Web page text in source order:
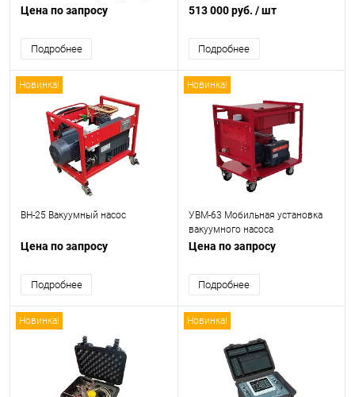
Цена по запросу
Подробнее
смесями
513 000 руб. / шт
Подробнее
Новинка!
ВН-25 Вакуумный насос
Цена по запросу
Подробнее
Новинка!
УВМ-63 Мобильная установка
вакуумного насоса
Цена по запросу
Подробнее
Новинка! Новинка!